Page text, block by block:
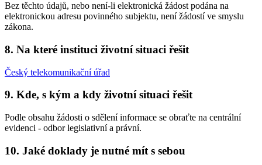
Bez těchto údajů, nebo není-li elektronická žádost podána na
elektronickou adresu povinného subjektu, není žádostí ve smyslu
zákona.
8. Na které instituci životní situaci řešit
Český telekomunikační úřad
9. Kde, s kým a kdy životní situaci řešit
Podle obsahu žádosti o sdělení informace se obraťte na centrální
evidenci - odbor legislativní a právní.
10. Jaké doklady je nutné mít s sebou